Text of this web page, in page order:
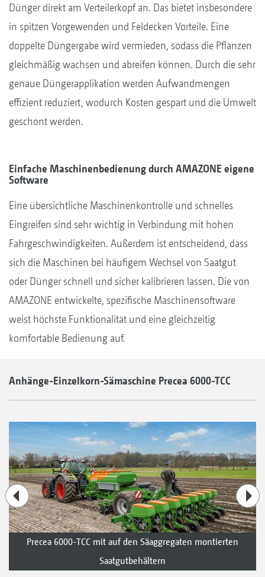
Dünger direkt am Verteilerkopf an. Das bietet insbesondere
in spitzen Vorgewenden und Feldecken Vorteile. Eine
doppelte Düngergabe wird vermieden, sodass die Pflanzen
gleichmäßig wachsen und abreifen können. Durch die sehr
genaue Düngerapplikation werden Aufwandmengen
effizient reduziert, wodurch Kosten gespart und die Umwelt
geschont werden.
Einfache Maschinenbedienung durch AMAZONE eigene
Software
Eine übersichtliche Maschinenkontrolle und schnelles
Eingreifen sind sehr wichtig in Verbindung mit hohen
Fahrgeschwindigkeiten. Außerdem ist entscheidend, dass
sich die Maschinen bei häufigem Wechsel von Saatgut
oder Dünger schnell und sicher kalibrieren lassen. Die von
AMAZONE entwickelte, spezifische Maschinensoftware
weist höchste Funktionalität und eine gleichzeitig
komfortable Bedienung auf.
Anhänge-Einzelkorn-Sämaschine Precea 6000-TCC
Precea 6000-TCC mit auf den Säaggregaten montierten
Saatgutbehältern